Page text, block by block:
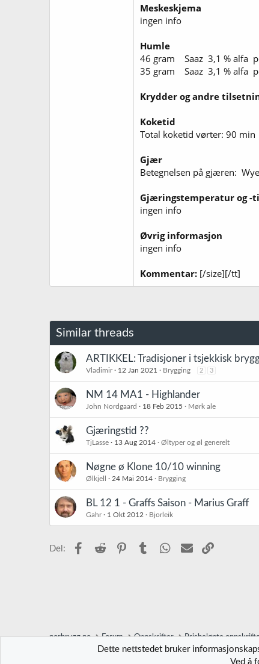
Meskeskjema
ingen info
Humle
46 gram Saaz 3,1 % alfa
35 gram Saaz 3,1 % alfa
Krydder og andre
Koketid
Total koketid vørter: 90 min
Gjær
Betegnelsen på gjæren:
Gjæringstemperatur og -
ingen info
Øvrig informasjon
ingen info
Kommentar: [/size][/tt]
Similar threads
ARTIKKEL: Tradisjoner i tsjekkisk
Vladimir 12 Jan 2021 Brygging 2 3
NM 14 MA1 - Highlander
John Nordgaard 18 Feb 2015 Mørk ale
Gjæringstid ??
TjLasse 13 Aug 2014 Øltyper og øl generelt
Nøgne ø Klone 10/10 winning
Ølkjell 24 Mai 2014 Brygging
BL 12 1 - Graffs Saison - Marius Graff
Gahr 1 Okt 2012 Bjorleik
Del: Facebook
Reddit PinterestTumblr WhatsApp
E-post
norbrygg.no Forum Oppskrifter Prisbelønte
Dette nettstedet bruker
Ved å